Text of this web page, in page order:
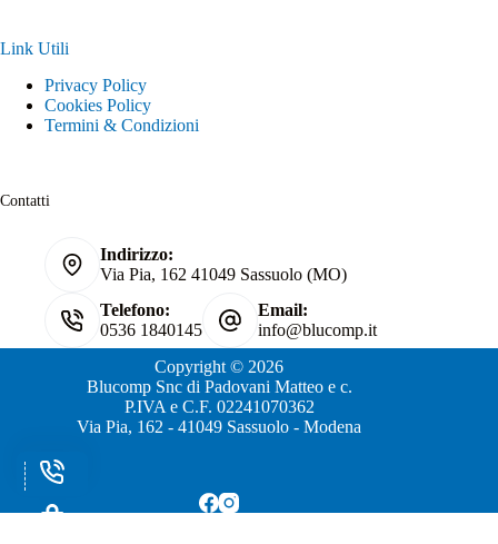
Link Utili
Privacy Policy
Cookies Policy
Termini & Condizioni
Contatti
Indirizzo:
Via Pia, 162 41049 Sassuolo (MO)
Telefono:
0536 1840145
Email:
info@blucomp.it
Copyright © 2026
Blucomp Snc di Padovani Matteo e c.
P.IVA e C.F. 02241070362
Via Pia, 162 - 41049 Sassuolo - Modena